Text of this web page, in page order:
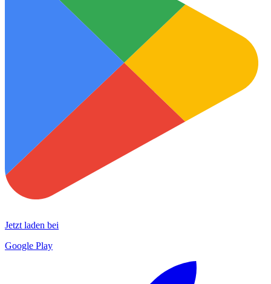
Jetzt laden bei
Google Play